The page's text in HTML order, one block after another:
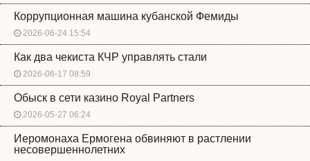
Коррупционная машина кубанской Фемиды
2026-06-24 15:54
Как два чекиста КЧР управлять стали
2026-06-17 08:59
Обыск в сети казино Royal Partners
2026-05-27 06:24
Иеромонаха Ермогена обвиняют в растлении
несовершеннолетних